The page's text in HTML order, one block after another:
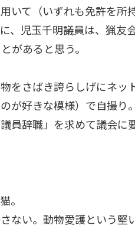
いて（いずれも免許を所
、児玉千明議員は、猟友
があると思う。
をさばき誇らしげにネッ
が好きな模様）で自撮り
員辞職」を求めて議会に
。
ない。動物愛護という堅